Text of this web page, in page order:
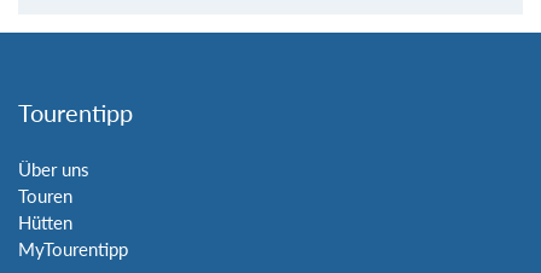
Tourentipp
Über uns
Touren
Hütten
MyTourentipp